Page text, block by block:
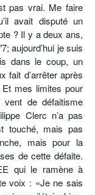
pas vrai. Me faire
avait disputé un
? Il y a deux ans,
aujourd’hui je suis
dans le coup, un
fait d’arrêter après
Et mes limites pour
de défaitisme
Clerc n’a pas
touché, mais pas
mais pour la
de cette défaite.
qui le ramène à
voix : «Je ne sais